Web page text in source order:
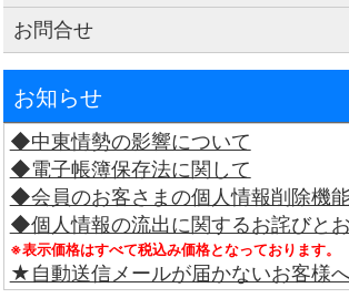
お問合せ
お知らせ
◆中東情勢の影響について
◆電子帳簿保存法に関して
◆会員のお客さまの個人情報削除機
◆個人情報の流出に関するお詫びとお
※表示価格はすべて税込み価格となっております。
★自動送信メールが届かないお客様